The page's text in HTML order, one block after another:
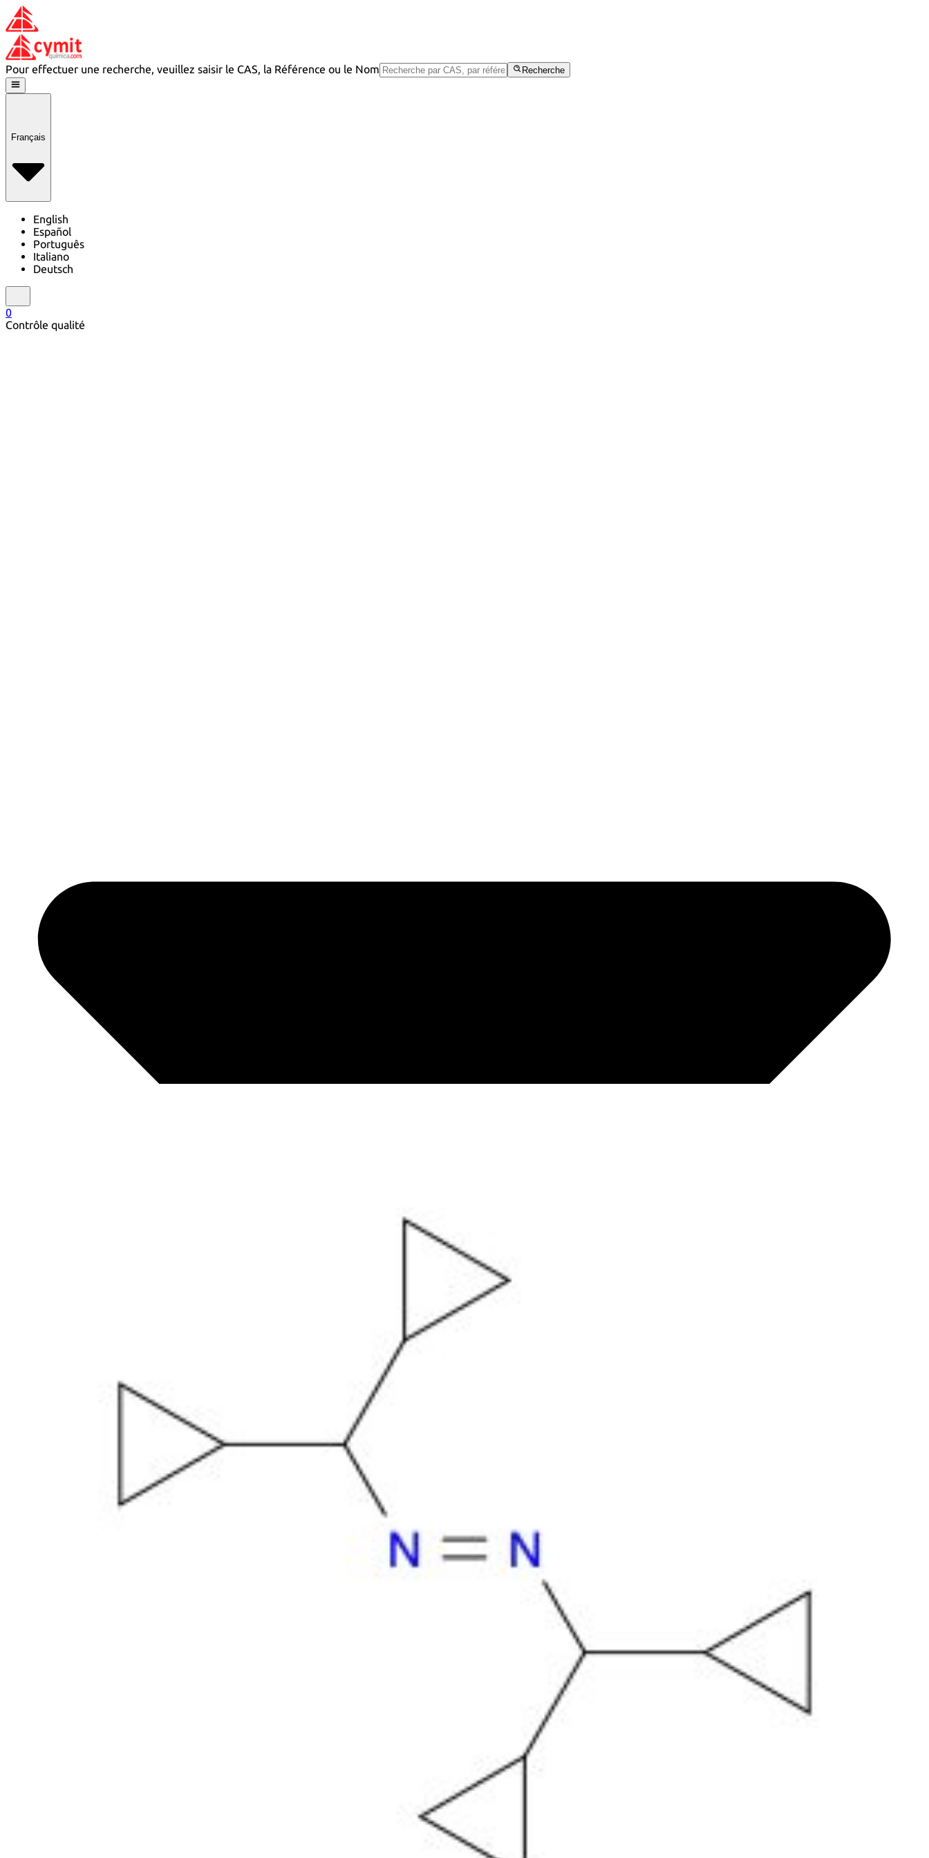
Pour effectuer une recherche, veuillez saisir le CAS, la Référence ou le Nom Recherche
Français
English
Español
Português
Italiano
Deutsch
0
Contrôle qualité